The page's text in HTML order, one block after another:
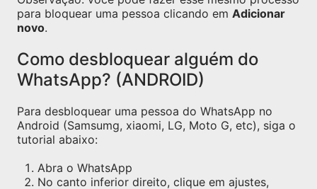
para bloquear uma pessoa clicando em Adicionar
novo.
Como desbloquear alguém do
WhatsApp? (ANDROID)
Para desbloquear uma pessoa do WhatsApp no
Android (Samsumg, xiaomi, LG, Moto G, etc), siga o
tutorial abaixo:
Abra o WhatsApp
No canto inferior direito, clique em ajustes,